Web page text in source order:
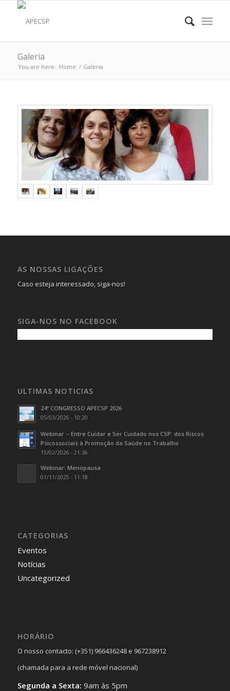
Galeria
You are here: Home / Galeria
AS NOSSAS LIGAÇÕES
Caso esteja interessado, siga-nos!
SIGA-NOS NO FACEBOOK
ULTIMAS NOTICIAS
24º CONGRESSO APECSP 2026
05/03/2026 - 10:20
Webinar – Entre Cuidar e Ser Cuidado nos CSP: dos Riscos
Psicossociais à Promoção da Saúde no Trabalho
15/02/2026 - 21:36
Webinar: Menopausa
01/11/2025 - 11:18
CATEGORIAS
Eventos
Notícias
Uncategorized
HORÁRIO
O nosso contacto: (+351) 966436248 e 967238912
(chamada para a rede móvel nacional)
Segunda a Sexta: 9am às 5pm